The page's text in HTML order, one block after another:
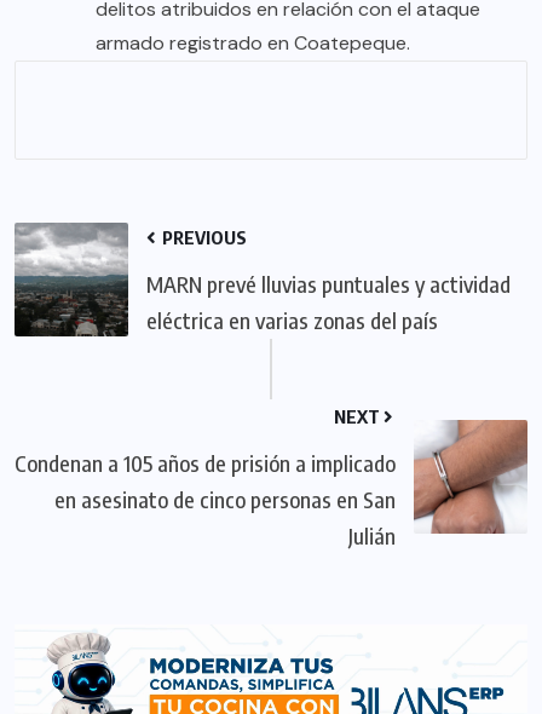
delitos atribuidos en relación con el ataque
armado registrado en Coatepeque.
PREVIOUS
MARN prevé lluvias puntuales y actividad
eléctrica en varias zonas del país
NEXT
Condenan a 105 años de prisión a implicado
en asesinato de cinco personas en San
Julián